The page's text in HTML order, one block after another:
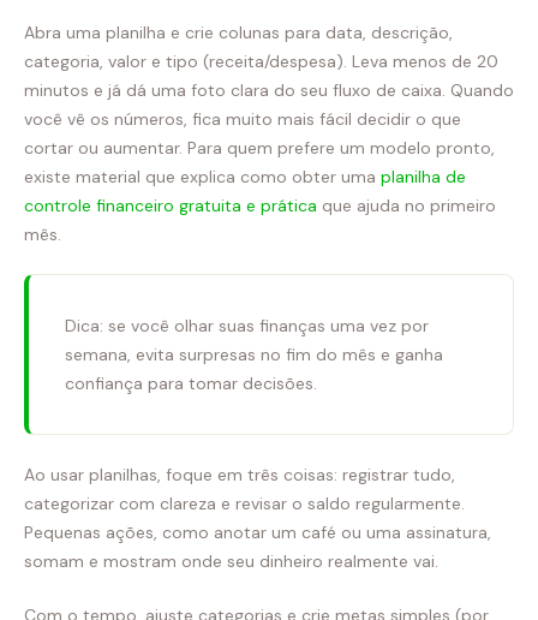
Abra uma planilha e crie colunas para data, descrição,
categoria, valor e tipo (receita/despesa). Leva menos de 20
minutos e já dá uma foto clara do seu fluxo de caixa. Quando
você vê os números, fica muito mais fácil decidir o que
cortar ou aumentar. Para quem prefere um modelo pronto,
existe material que explica como obter uma planilha de
controle financeiro gratuita e prática que ajuda no primeiro
mês.
Dica: se você olhar suas finanças uma vez por
semana, evita surpresas no fim do mês e ganha
confiança para tomar decisões.
Ao usar planilhas, foque em três coisas: registrar tudo,
categorizar com clareza e revisar o saldo regularmente.
Pequenas ações, como anotar um café ou uma assinatura,
somam e mostram onde seu dinheiro realmente vai.
Com o tempo, ajuste categorias e crie metas simples (por